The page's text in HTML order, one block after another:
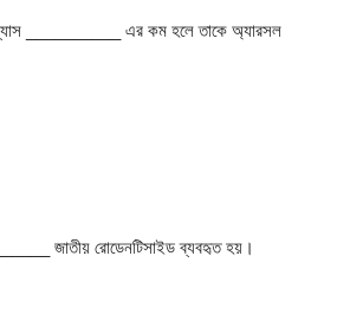
ব্যাস __________ এর কম হলে তাকে অ্যারসল
জাতীয় রোডেনটিসাইড ব্যবহৃত হয়।